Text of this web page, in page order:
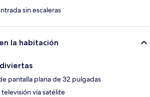
sin escaleras
la habitación
pantalla plana de 32 pulgadas
televisión vía satélite